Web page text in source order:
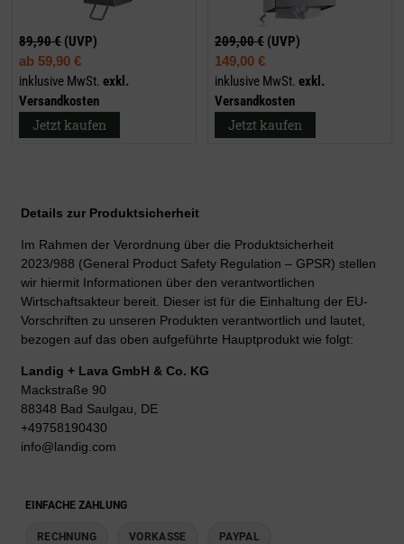
89,90 € (UVP)
ab 59,90 €
inklusive MwSt. exkl.
Versandkosten
Jetzt kaufen
209,00 € (UVP)
149,00 €
inklusive MwSt. exkl.
Versandkosten
Jetzt kaufen
Details zur Produktsicherheit
Im Rahmen der Verordnung über die Produktsicherheit
2023/988 (General Product Safety Regulation – GPSR) stellen
wir hiermit Informationen über den verantwortlichen
Wirtschaftsakteur bereit. Dieser ist für die Einhaltung der EU-
Vorschriften zu unseren Produkten verantwortlich und lautet,
bezogen auf das oben aufgeführte Hauptprodukt wie folgt:
Landig + Lava GmbH & Co. KG
Mackstraße 90
88348 Bad Saulgau, DE
+49758190430
info@landig.com
EINFACHE ZAHLUNG
RECHNUNG VORKASSE PAYPAL